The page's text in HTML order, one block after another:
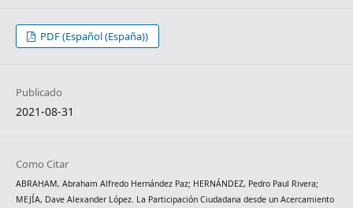
PDF (Español (España))
Publicado
2021-08-31
Como Citar
ABRAHAM, Abraham Alfredo Hernández Paz; HERNÁNDEZ, Pedro Paul Rivera;
MEJÍA, Dave Alexander López. La Participación Ciudadana desde un Acercamiento